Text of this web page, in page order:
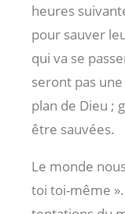
heures
pour sauver
qui va se
seront pas
plan de Dieu ;
être sauvées.
Le monde
toi toi-même ».